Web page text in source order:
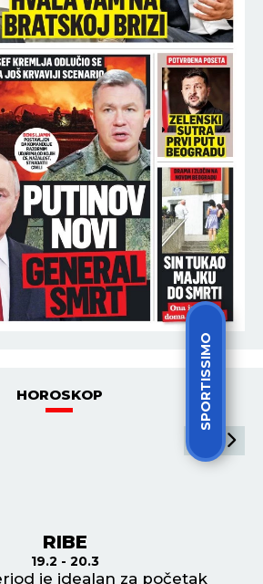
SPORTISSIMO
HOROSKOP
RIBE
19.2 - 20.3
je idealan za početak